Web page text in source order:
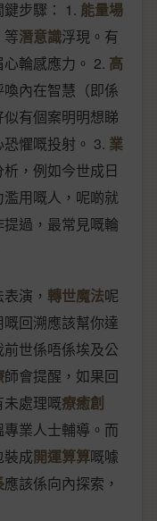
步驟： 1. 能量場
等潛意識浮現。有
輪感應力。 2. 高
內在智慧（即係
有個案明明想睇
懼嘅投射。 3. 業
，例如今世成日
用嘅人，呢啲就
提過，最常見嘅輪
演， 轉世魔法呢
回溯應該幫你達
前世係唔係埃及公
師會提醒，如果回
未處理嘅療癒創
業人士輔導。而
成開運算算嘅噱
應該係向內探索，